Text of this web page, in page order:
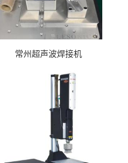
常州超声波焊接机